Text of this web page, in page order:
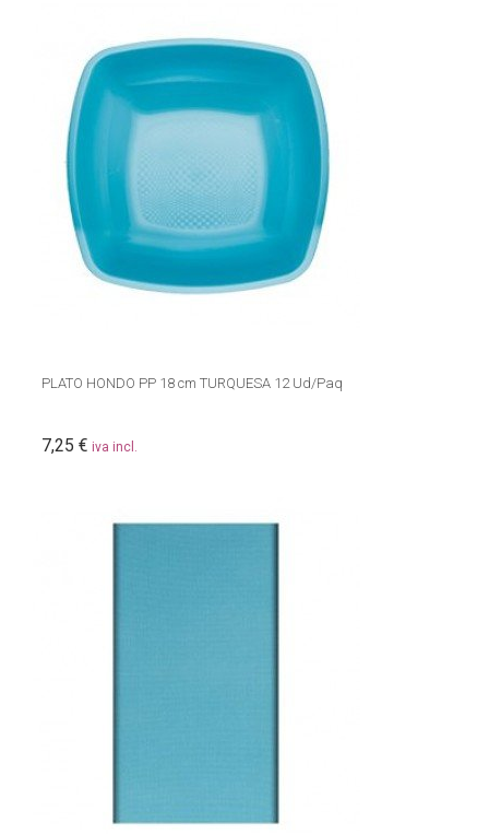
PLATO HONDO PP 18 cm TURQUESA 12 Ud/Paq
7,25 € iva incl.